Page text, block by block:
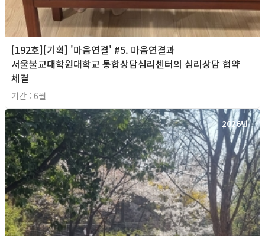
[192호][기획] '마음연결' #5. 마음연결과
서울불교대학원대학교 통합상담심리센터의 심리상담 협약
체결
기간 : 6월
2026년